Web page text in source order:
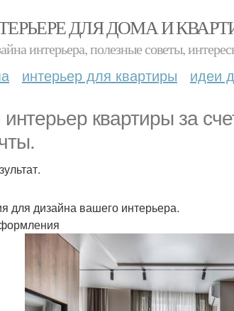
ДЛЯ ДОМА И
интерьера, полезные советы,
интерьер для квартиры идеи
квартиры за
для дизайна вашего интерьера.